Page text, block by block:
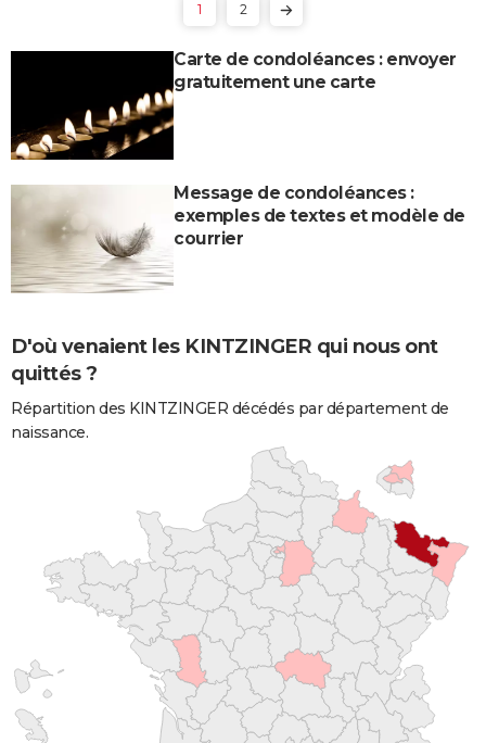
1 2
Carte de condoléances : envoyer
gratuitement une carte
Message de condoléances :
exemples de textes et modèle de
courrier
D'où venaient les KINTZINGER qui nous ont
quittés ?
Répartition des KINTZINGER décédés par département de
naissance.